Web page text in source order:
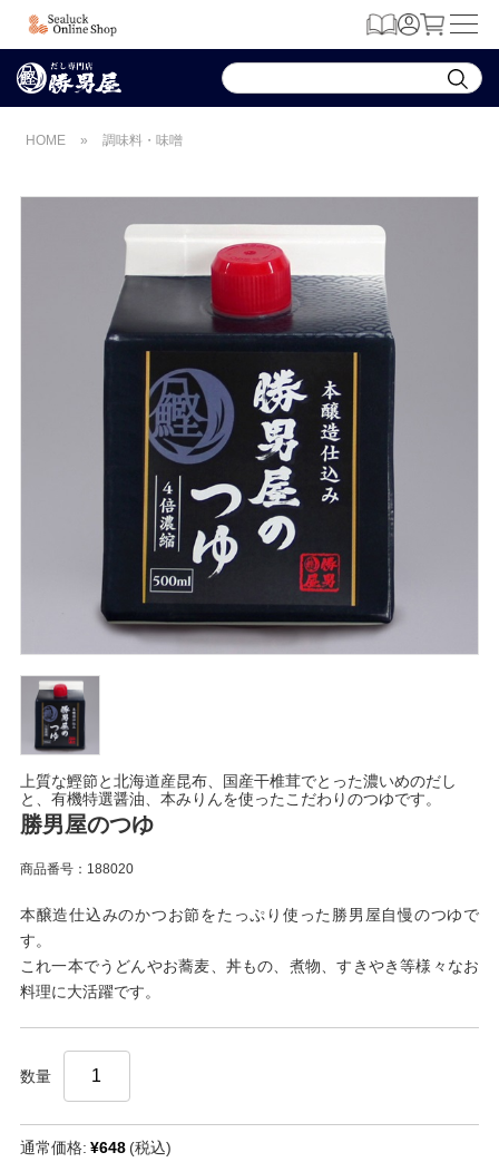
HOME » 調味料・味噌
上質な鰹節と北海道産昆布、国産干椎茸でとった濃いめのだし
と、有機特選醤油、本みりんを使ったこだわりのつゆです。
勝男屋のつゆ
商品番号：188020
本醸造仕込みのかつお節をたっぷり使った勝男屋自慢のつゆで
す。
これ一本でうどんやお蕎麦、丼もの、煮物、すきやき等様々なお
料理に大活躍です。
数量
通常価格: ¥648 (税込)